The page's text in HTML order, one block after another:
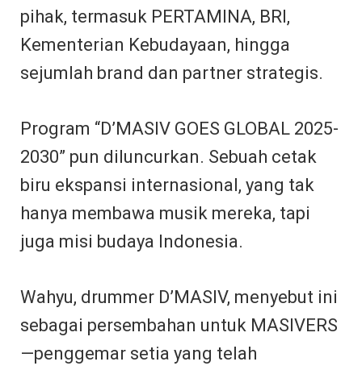
pihak, termasuk PERTAMINA, BRI,
Kementerian Kebudayaan, hingga
sejumlah brand dan partner strategis.
Program “D’MASIV GOES GLOBAL 2025-
2030” pun diluncurkan. Sebuah cetak
biru ekspansi internasional, yang tak
hanya membawa musik mereka, tapi
juga misi budaya Indonesia.
Wahyu, drummer D’MASIV, menyebut ini
sebagai persembahan untuk MASIVERS
—penggemar setia yang telah